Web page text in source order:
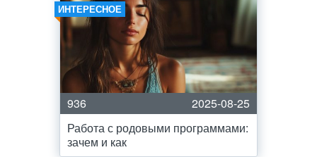
ИНТЕРЕСНОЕ
936
2025-08-25
Работа с родовыми программами:
зачем и как